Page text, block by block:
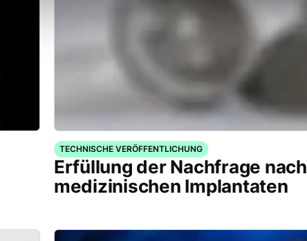
TECHNISCHE VERÖFFENTLICHUNG
Erfüllung der Nachfrage nach
medizinischen Implantaten